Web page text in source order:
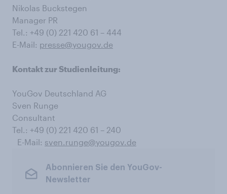
Nikolas Buckstegen
Manager PR
Tel.: +49 (0) 221 420 61 – 444
E-Mail: presse@yougov.de
Kontakt zur Studienleitung:
YouGov Deutschland AG
Sven Runge
Consultant
Tel.: +49 (0) 221 420 61 – 240
E-Mail: sven.runge@yougov.de
Abonnieren Sie den YouGov-
Newsletter